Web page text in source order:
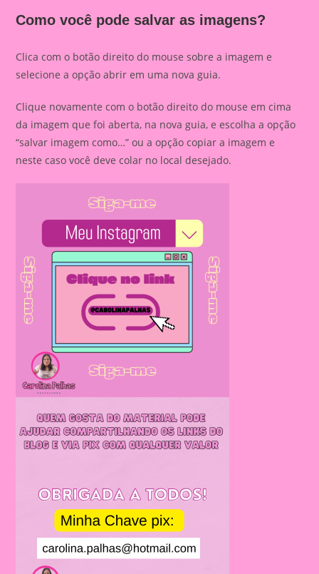
Como você pode salvar as imagens?
Clica com o botão direito do mouse sobre a imagem e
selecione a opção abrir em uma nova guia.
Clique novamente com o botão direito do mouse em cima
da imagem que foi aberta, na nova guia, e escolha a opção
“salvar imagem como…” ou a opção copiar a imagem e
neste caso você deve colar no local desejado.